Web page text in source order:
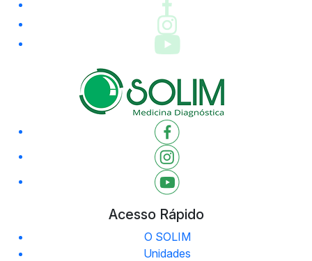
Acesso Rápido
O SOLIM
Unidades